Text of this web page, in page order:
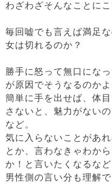
わざわざそんなことに
毎回嘘でも言えば満足
女は切れるのか？
勝手に怒って無口にな
が原因でそうなるのかよ
簡単に手を出せば、体
さないと、魅力がない
など。
気に入らないことがあ
とか、言わなきゃわか
か！と言いたくなるなど
男性側の言い分も理解で